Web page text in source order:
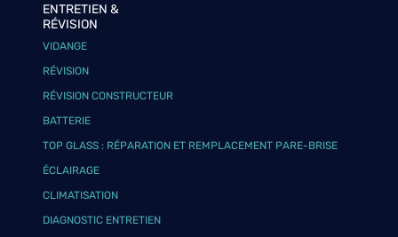
ENTRETIEN &
RÉVISION
VIDANGE
RÉVISION
RÉVISION CONSTRUCTEUR
BATTERIE
TOP GLASS : RÉPARATION ET REMPLACEMENT PARE-BRISE
ÉCLAIRAGE
CLIMATISATION
DIAGNOSTIC ENTRETIEN